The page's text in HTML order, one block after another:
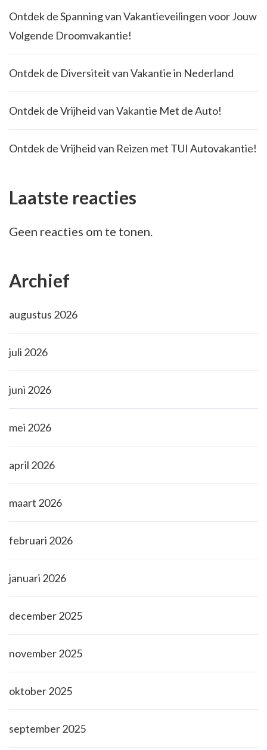
Ontdek de Spanning van Vakantieveilingen voor Jouw
Volgende Droomvakantie!
Ontdek de Diversiteit van Vakantie in Nederland
Ontdek de Vrijheid van Vakantie Met de Auto!
Ontdek de Vrijheid van Reizen met TUI Autovakantie!
Laatste reacties
Geen reacties om te tonen.
Archief
augustus 2026
juli 2026
juni 2026
mei 2026
april 2026
maart 2026
februari 2026
januari 2026
december 2025
november 2025
oktober 2025
september 2025